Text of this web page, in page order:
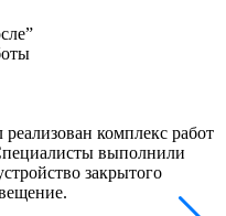
комплекс работ
выполнили
закрытого